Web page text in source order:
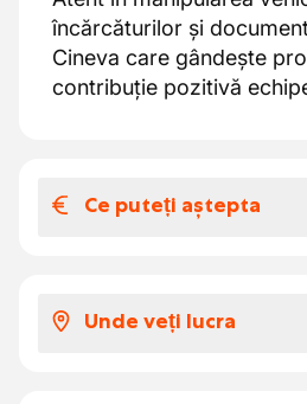
încărcăturilor și
Cineva care gândește
contribuție pozitivă
Ce puteți aștepta
Salariul in functie de
Unde veți lucra